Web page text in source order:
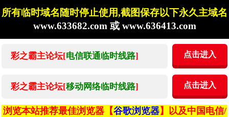
所有临时域名随时停止使用,截图保存以下永久主域名
www.633682.com 或 www.636413.com
彩之霸主论坛[电信联通临时线路] 点击进入
彩之霸主论坛[移动网络临时线路] 点击进入
浏览本站推荐最佳浏览器【谷歌浏览器】以及中国电信/